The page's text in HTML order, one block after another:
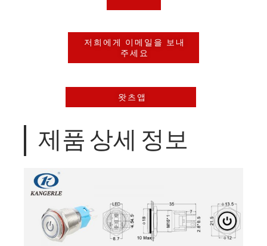
저희에게 이메일을 보내
주세요
왓츠앱
제품 상세 정보